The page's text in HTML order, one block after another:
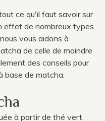
ce qu'il faut savoir sur
effet de nombreux types
vous aidons à
de celle de moindre
des conseils pour
base de matcha.
à partir de thé vert.